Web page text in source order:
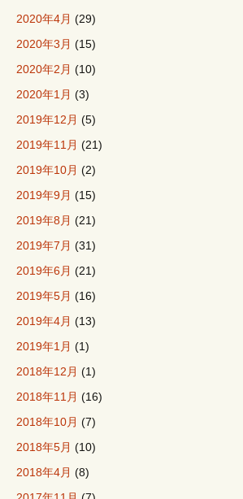
2020年4月 (29)
2020年3月 (15)
2020年2月 (10)
2020年1月 (3)
2019年12月 (5)
2019年11月 (21)
2019年10月 (2)
2019年9月 (15)
2019年8月 (21)
2019年7月 (31)
2019年6月 (21)
2019年5月 (16)
2019年4月 (13)
2019年1月 (1)
2018年12月 (1)
2018年11月 (16)
2018年10月 (7)
2018年5月 (10)
2018年4月 (8)